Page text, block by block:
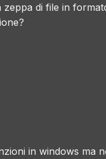
di file in
in windows ma